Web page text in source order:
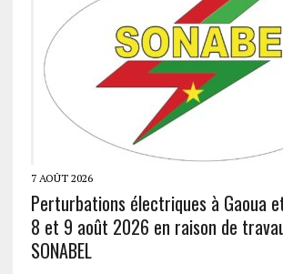
7 AOÛT 2026
Perturbations électriques à Gaoua
8 et 9 août 2026 en raison de
SONABEL